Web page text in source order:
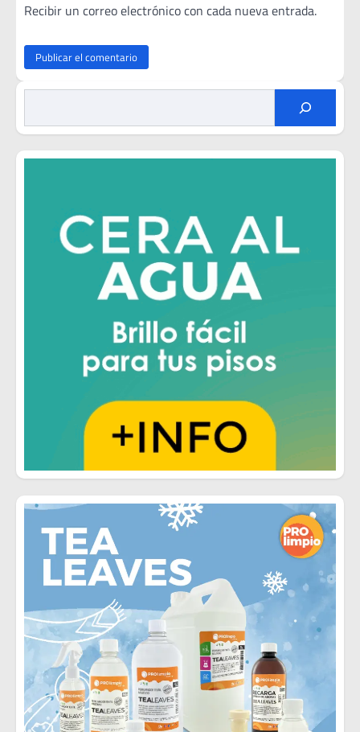
Recibir un correo electrónico con cada nueva entrada.